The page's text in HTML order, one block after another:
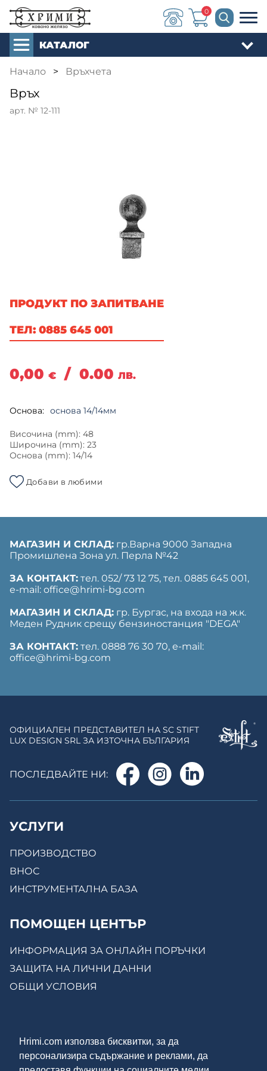
Hrimi.com използва бисквитки, за да
персонализира съдържание и реклами, да
0
КАТАЛОГ
Начало > Връхчета
Връх
арт. № 12-111
ПРОДУКТ ПО ЗАПИТВАНЕ
ТЕЛ: 0885 645 001
0,00 € / 0.00 ЛВ.
Основа: основа 14/14мм
Височина (mm): 48
Широчина (mm): 23
Основа (mm): 14/14
Добави в любими
МАГАЗИН И СКЛАД: гр.Варна 9000 Западна
Промишлена Зона ул. Перла №42
ЗА КОНТАКТ: тел. 052/ 73 12 75, тел. ‎0885 645 001,
е-mail: office@hrimi-bg.com
МАГАЗИН И СКЛАД: гр. Бургас, на входа на ж.к.
Меден Рудник срещу бензиностанция "DEGA"
ЗА КОНТАКТ: тел. 0888 76 30 70, е-mail:
office@hrimi-bg.com
ОФИЦИАЛЕН ПРЕДСТАВИТЕЛ НА SC STIFT
LUX DESIGN SRL ЗА ИЗТОЧНА БЪЛГАРИЯ
ПОСЛЕДВАЙТЕ НИ:
УСЛУГИ
ПРОИЗВОДСТВО
ВНОС
ИНСТРУМЕНТАЛНА БАЗА
ПОМОЩЕН ЦЕНТЪР
ИНФОРМАЦИЯ ЗА ОНЛАЙН ПОРЪЧКИ
ЗАЩИТА НА ЛИЧНИ ДАННИ
ОБЩИ УСЛОВИЯ
ЗА НАС
МОСТРЕНА ЗАЛА